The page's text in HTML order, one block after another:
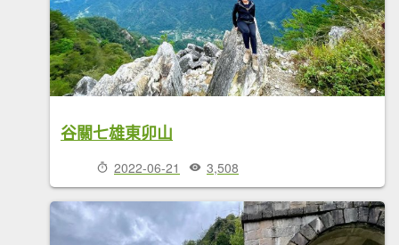
谷關七雄東卯山
2022-06-21 3,508